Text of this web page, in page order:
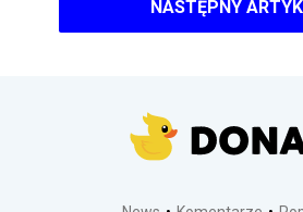
NASTĘPNY